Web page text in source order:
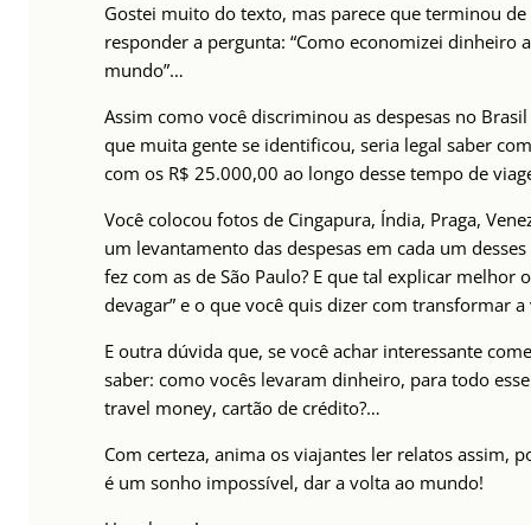
Gostei muito do texto, mas parece que terminou
responder a pergunta: “Como economizei dinheiro
mundo”…
Assim como você discriminou as despesas no
que muita gente se identificou, seria legal saber
com os R$ 25.000,00 ao longo desse tempo de
Você colocou fotos de Cingapura, Índia, Praga,
um levantamento das despesas em cada um
fez com as de São Paulo? E que tal explicar melhor
devagar” e o que você quis dizer com transformar a
E outra dúvida que, se você achar interessante
saber: como vocês levaram dinheiro, para todo
travel money, cartão de crédito?…
Com certeza, anima os viajantes ler relatos assim,
é um sonho impossível, dar a volta ao mundo!